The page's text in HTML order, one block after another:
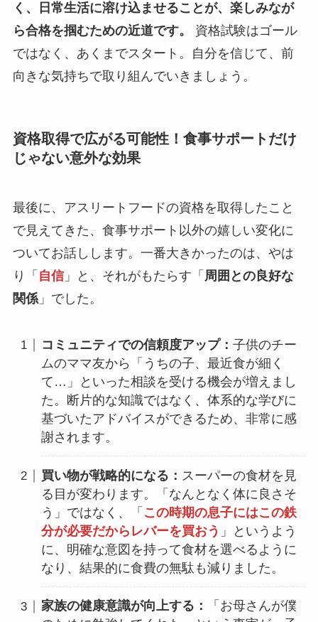
く、
日常生活に溶け込ませることが、楽しみなが
ら合格を掴むための近道です。
資格試験はゴール
ではなく、あくまでスタート。自分を信じて、前
向きな気持ちで取り組んでいきましょう。
資格取得で広がる可能性！食事サポートだけ
じゃない意外な効果
最後に、アスリートフードの資格を取得したこと
で見えてきた、食事サポート以外の嬉しい変化に
ついてお話しします。一番大きかったのは、やは
り「 自信」と、それがもたらす「 周囲との良好な
関係」でした。
コミュニティでの信頼度アップ：子供のチー
ムのママ友から「うちの子、最近食が細く
て…」といった相談を受ける機会が増えまし
た。断片的な知識ではなく、体系的な学びに
基づいたアドバイスができるため、非常に感
謝されます。
買い物が戦略的になる： スーパーの食材を見
る目が変わります。「なんとなく体に良さそ
う」ではなく、「 この時期の息子にはこの鉄
分が必要だからレバーを買おう 」というよう
に、明確な意図を持って食材を選べるように
なり、結果的に食費の無駄も減りました。
家族の健康意識が向上する：
「お母さんが僕